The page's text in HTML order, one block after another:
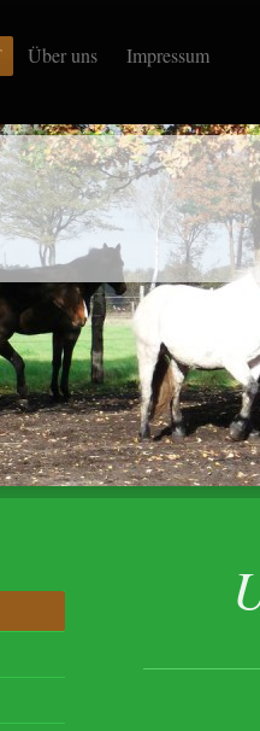
Über uns Impressum